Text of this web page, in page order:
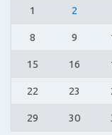
1 2
8 9
15 16
22 23
29 30